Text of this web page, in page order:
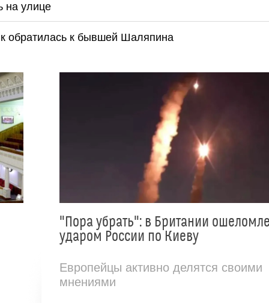
на улице
обратилась к бывшей Шаляпина
"Пора убрать": в Британии
ударом России по Киеву
Европейцы активно делятся своими
мнениями